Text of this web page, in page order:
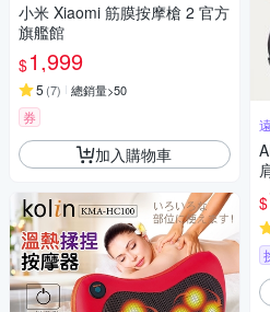
小米 Xiaomi 筋膜按摩槍 2 官方
旗艦館
$1,999
5 (7) 總銷量>50
券
加入購物車
$